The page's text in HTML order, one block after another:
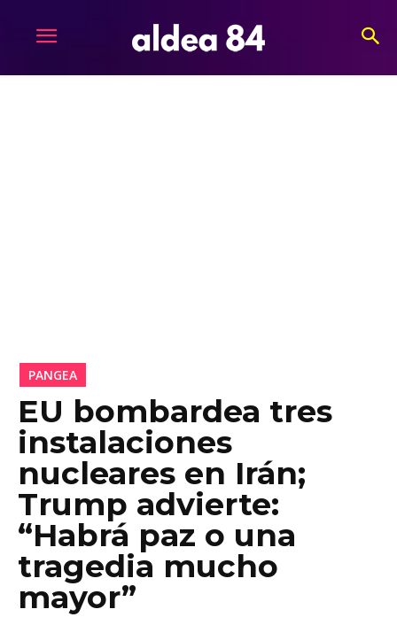
PANGEA
EU bombardea tres
instalaciones
nucleares en Irán;
Trump advierte:
“Habrá paz o una
tragedia mucho
mayor”